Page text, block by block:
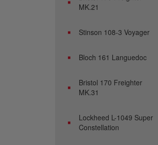
MK.21
Stinson 108-3 Voyager
Bloch 161 Languedoc
Bristol 170 Freighter
MK.31
Lockheed L-1049 Super
Constellation